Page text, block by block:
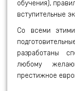
обучения),
вступительные
Со всеми
разработаны
любому
престижное